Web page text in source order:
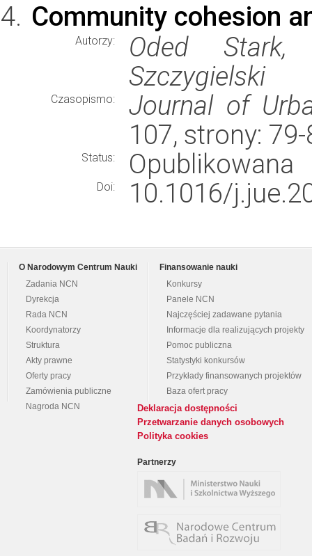
Community cohesion
Autorzy:
Oded Stark,
Szczygielski
Czasopismo:
Journal of
107, strony:
Status: Opublikowana
Doi: 10.1016/
O Narodowym Centrum Nauki
Zadania NCN
Dyrekcja
Rada NCN
Koordynatorzy
Struktura
Akty prawne
Oferty pracy
Zamówienia publiczne
Nagroda NCN
Finansowanie nauki
Konkursy
Panele NCN
Najczęściej zadawane pytania
Informacje dla realizujących projekty
Pomoc publiczna
Statystyki konkursów
Przykłady finansowanych projektów
Baza ofert pracy
Deklaracja dostępności
Przetwarzanie danych osobowych
Polityka cookies
Partnerzy